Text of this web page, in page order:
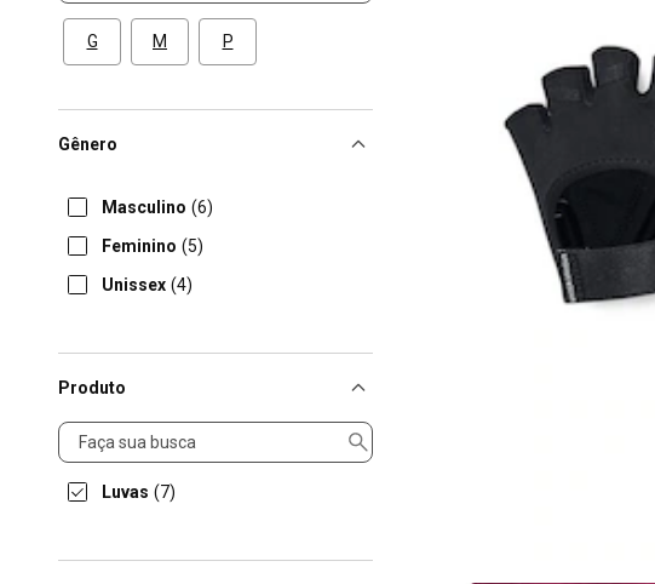
G M P
Gênero
Masculino (6)
Feminino (5)
Unissex (4)
Produto
Produto
Luvas (7)